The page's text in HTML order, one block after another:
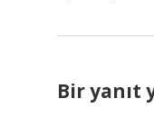
Bir yanıt